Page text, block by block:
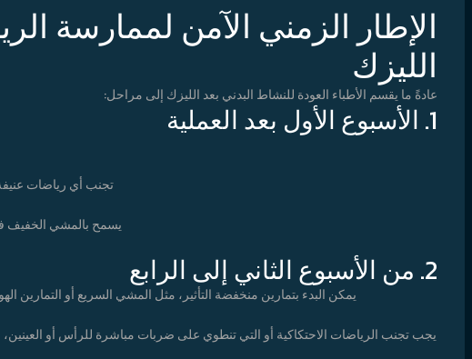
الإطار الزمني الآمن لممارسة
الليزك
عادةً ما يقسم الأطباء العودة للنشاط البدني بعد الليزك إلى مراحل:
1. الأسبوع الأول بعد العملية
تجنب أي رياضات
يسمح بالمشي الخفيف
2. من الأسبوع الثاني إلى الرابع
يمكن البدء بتمارين منخفضة التأثير، مثل المشي السريع أو التمارين
يجب تجنب الرياضات الاحتكاكية أو التي تنطوي على ضربات مباشرة للرأس أو العينين،